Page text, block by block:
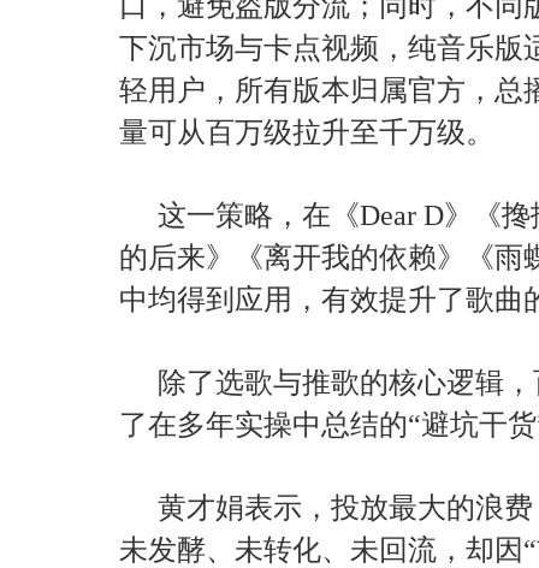
下沉市场与卡点视频，纯音乐版
轻用户，所有版本归属官方，总
量可从百万级拉升至千万级。
这一策略，在《Dear D》《
的后来》《离开我的依赖》《雨
中均得到应用，有效提升了歌曲
除了选歌与推歌的核心逻辑
了在多年实操中总结的“避坑干
黄才娟表示，投放最大的浪
未发酵、未转化、未回流，却因